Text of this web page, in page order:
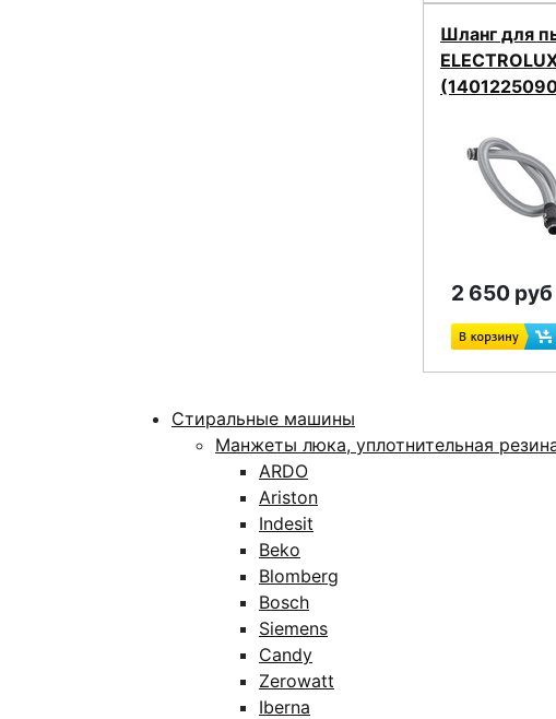
Шланг для
2 650 руб
Стиральные машины
Манжеты люка, уплотнительная
ARDO
Ariston
Indesit
Beko
Blomberg
Bosch
Siemens
Candy
Zerowatt
Iberna